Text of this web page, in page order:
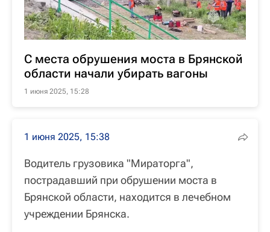
С места обрушения моста в Брянской
области начали убирать вагоны
1 июня 2025, 15:28
1 июня 2025, 15:38
Водитель грузовика "Мираторга",
пострадавший при обрушении моста в
Брянской области, находится в лечебном
учреждении Брянска.